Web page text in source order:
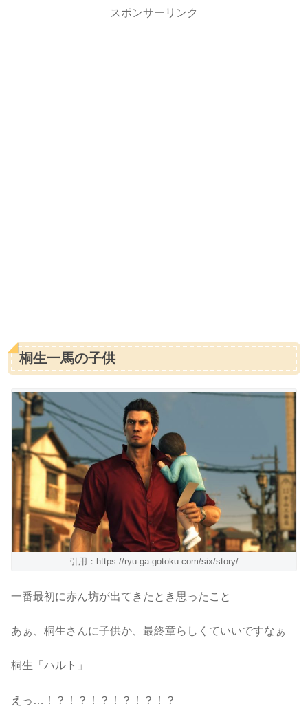
スポンサーリンク
桐生一馬の子供
引用：https://ryu-ga-gotoku.com/six/story/
一番最初に赤ん坊が出てきたとき思ったこと
あぁ、桐生さんに子供か、最終章らしくていいですなぁ
桐生「ハルト」
えっ…！？！？！？！？！？！？